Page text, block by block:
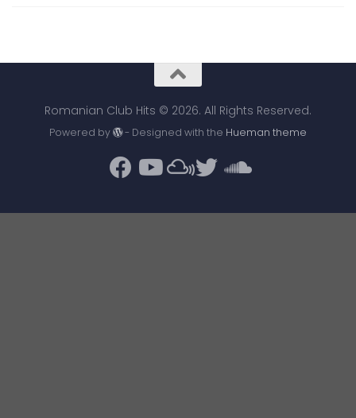
Romanian Club Hits © 2026. All Rights Reserved.
Powered by - Designed with the Hueman theme